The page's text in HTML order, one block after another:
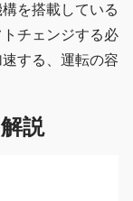
を搭載している
チェンジする必
する、運転の容
説